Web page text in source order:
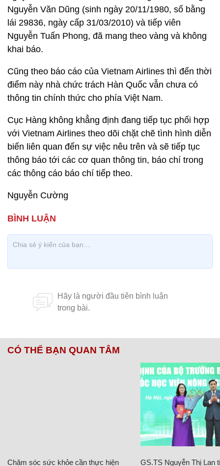
Nguyễn Văn Dũng (sinh ngày 20/11/1980, số bằng
lái 29836, ngày cấp 31/03/2010) và tiếp viên
Nguyễn Tuấn Phong, đã mang theo vàng và không
khai báo.
Cũng theo báo cáo của Vietnam Airlines thì đến thời
điểm này nhà chức trách Hàn Quốc vẫn chưa có
thông tin chính thức cho phía Việt Nam.
Cục Hàng không khẳng định đang tiếp tục phối hợp
với Vietnam Airlines theo dõi chặt chẽ tình hình diễn
biến liên quan đến sự việc nêu trên và sẽ tiếp tục
thông báo tới các cơ quan thông tin, báo chí trong
các thông cáo báo chí tiếp theo.
Nguyễn Cường
CÓ THỂ BẠN QUAN TÂM
Chăm sóc sức khỏe cần thực hiện GS.TS Nguyễn Thị Lan